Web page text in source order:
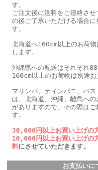
す。
ご注文後に送料をご連絡さ
の後ご了承いただける場合
す。
北海道へ160cm以上のお荷
します。
沖縄県への配送はそれぞれ
160cm以上のお荷物は別途
マリンバ、ティンパニ、バ
は、北海道、沖縄、離島へ
がありますので、その際は
す。
30,000円以上お買い上げの
10,000円以上お買い上げの
料にさせていただきます。
お支払いに